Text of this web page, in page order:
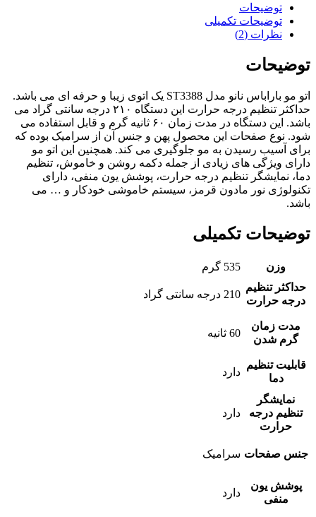
توضیحات
توضیحات تکمیلی
نظرات (2)
توضیحات
اتو مو باراباس نانو مدل ST3388 یک اتوی زیبا و حرفه ای می باشد.
حداکثر تنظیم درجه حرارت این دستگاه ۲۱۰ درجه سانتی گراد می
باشد. این دستگاه در مدت زمان ۶۰ ثانیه گرم و قابل استفاده می
شود. نوع صفحات این محصول پهن و جنس آن از سرامیک بوده که
برای آسیب رسیدن به مو جلوگیری می کند. همچنین این اتو مو
دارای ویژگی های زیادی از جمله دکمه روشن و خاموش، تنظیم
دما، نمایشگر تنظیم درجه حرارت، پوشش یون منفی، دارای
تکنولوژی نور مادون قرمز، سیستم خاموشی خودکار و … می
باشد.
توضیحات تکمیلی
وزن
535 گرم
حداکثر تنظیم
درجه حرارت
210 درجه سانتی گراد
مدت زمان
گرم شدن
60 ثانیه
قابلیت تنظیم
دما
دارد
نمایشگر
تنظیم درجه
حرارت
دارد
جنس صفحات سرامیک
پوشش یون
منفی
دارد